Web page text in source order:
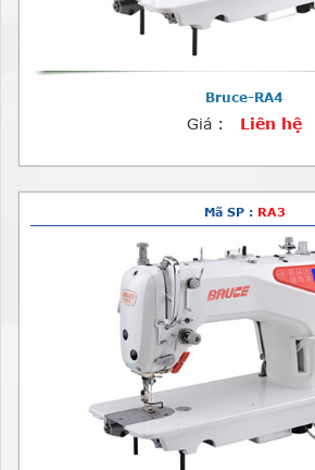
Bruce-RA4
Giá : Liên hệ
Mã SP : RA3